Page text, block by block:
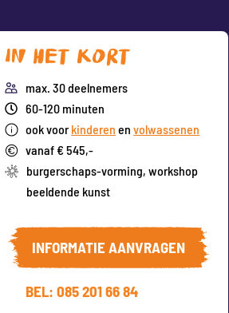
In het kort
max. 30 deelnemers
60-120 minuten
ook voorkinderen envolwassenen
vanaf € 545,-
burgerschaps-vorming, workshop
beeldende kunst
INFORMATIE AANVRAGEN
BEL: 085 201 66 84